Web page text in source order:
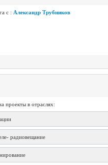
с : Александр Трубников
проекты в отраслях:
радиовещание